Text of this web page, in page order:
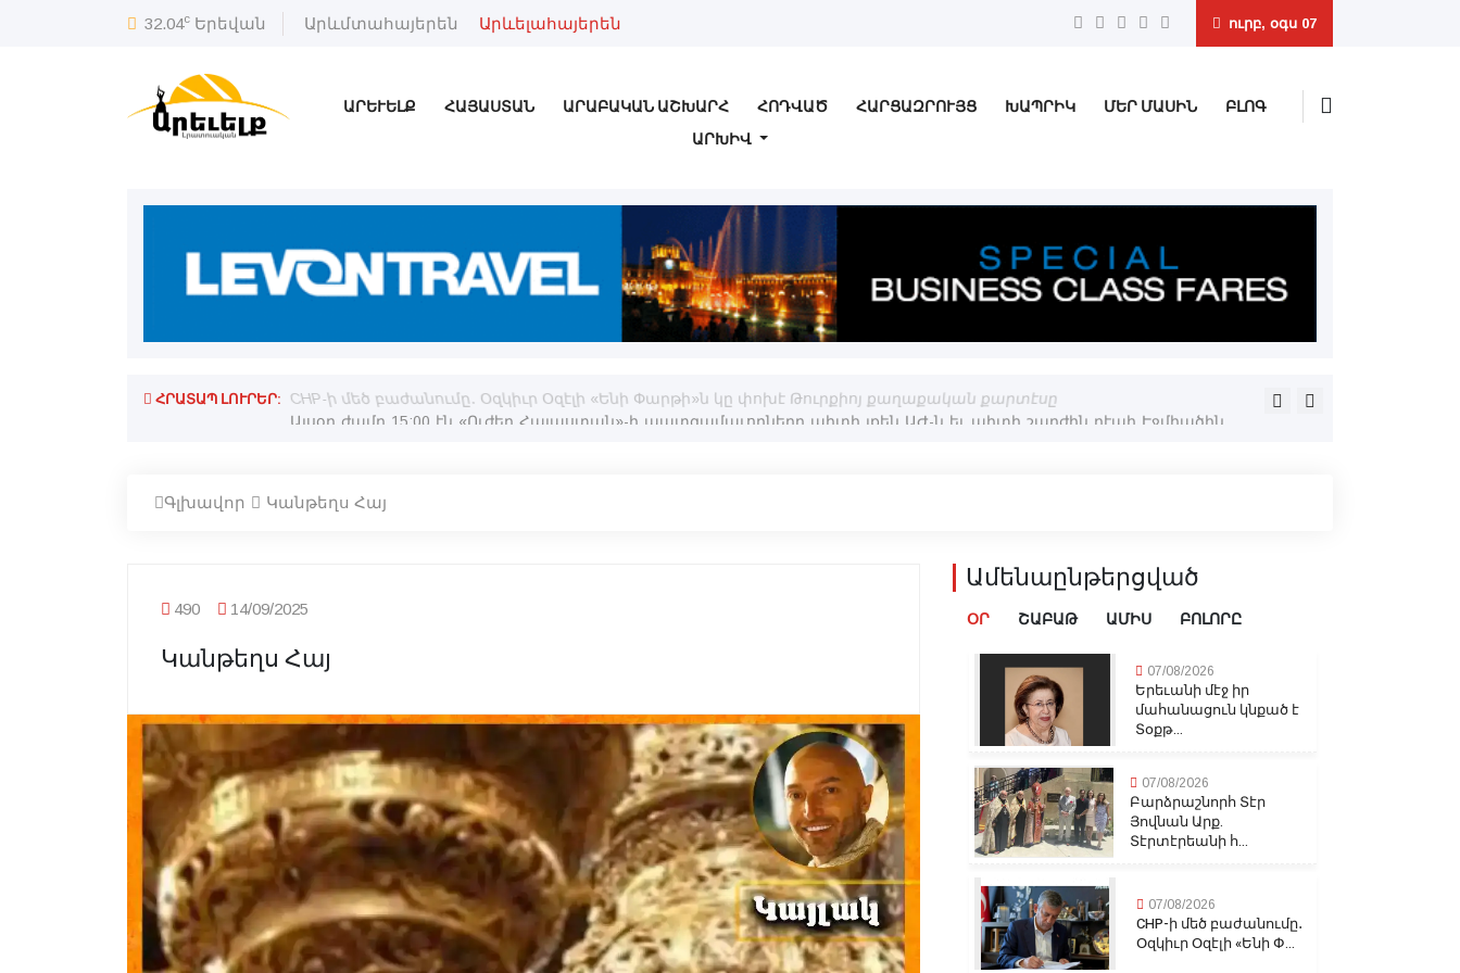
32.04c Երեվան Արևմտահայերեն Արևելահայերեն ուրբ, օգս 07
ԱՐԵՒԵԼՔ ՀԱՅԱՍՏԱՆ ԱՐԱԲԱԿԱՆ ԱՇԽԱՐՀ ՀՈԴՎԱԾ ՀԱՐՑԱԶՐՈՒՅՑ ԽԱՊՐԻԿ ՄԵՐ ՄԱՍԻՆ
ԲԼՈԳ
ԱՐԽԻՎ
ՀՐԱՏԱՊ ԼՈՒՐԵՐ:
պիտի շարժին դէպի Էջմիածին. CHP-ի մեծ բաժանումը․ Օզկիւր Օզէլի «Ենի Փարթի»ն կը փոխէ Թուրքիոյ քաղաքական քարտէսը Արամ Ա. Կաթողիկոս․
Գլխավոր Կանթեղս Հայ
490 14/09/2025
Կանթեղս Հայ
Ամենաընթերցված
ՕՐ ՇԱԲԱԹ ԱՄԻՍ ԲՈԼՈՐԸ
07/08/2026
Երեւանի մէջ իր
մահանացուն կնքած է
Տօքթ...
07/08/2026
Բարձրաշնորհ Տէր
Յովնան Արք.
Տէրտէրեանի հ...
07/08/2026
CHP-ի մեծ բաժանումը․
Օզկիւր Օզէլի «Ենի Փ...